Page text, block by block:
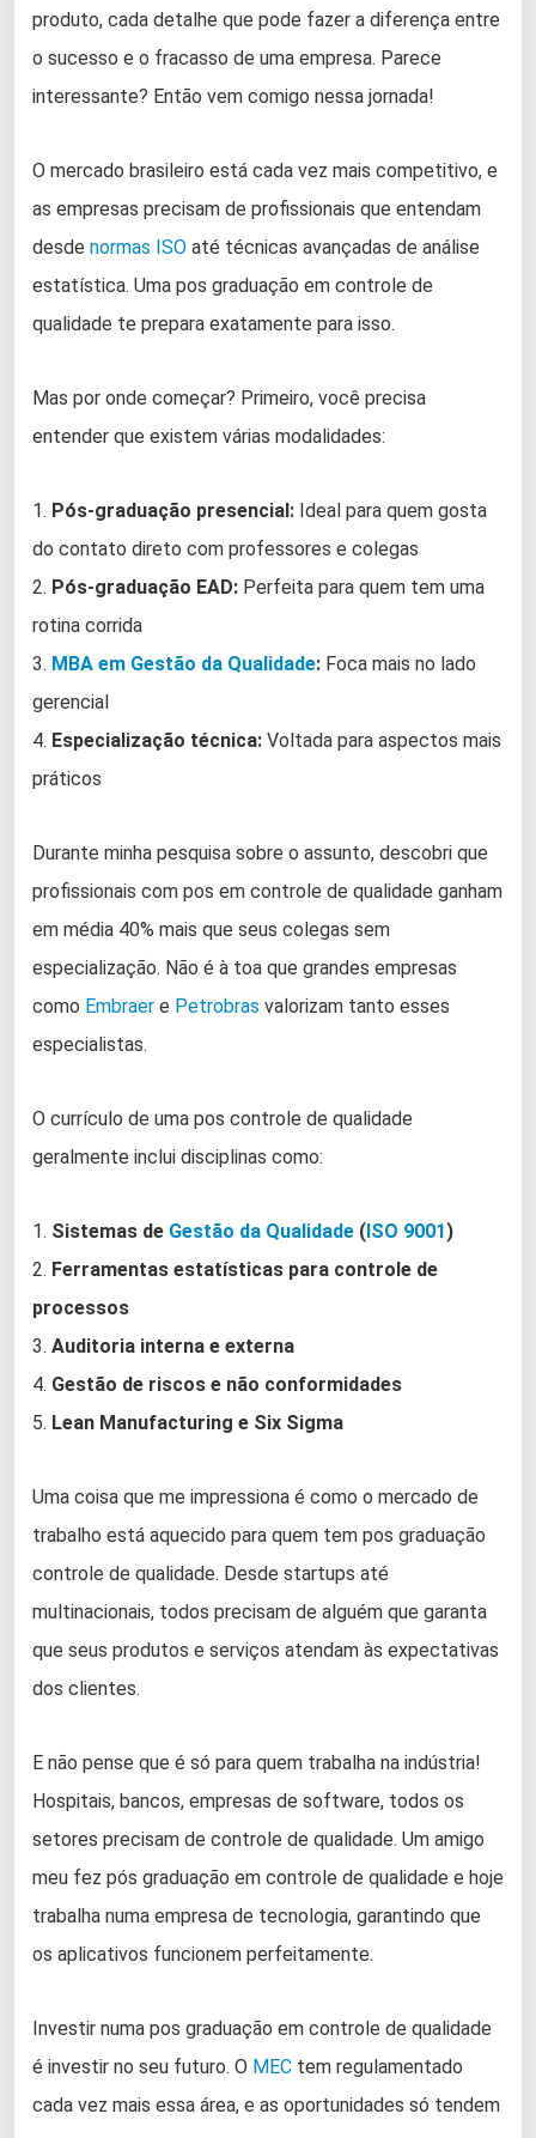
produto, cada detalhe que pode fazer a diferença entre
o sucesso e o fracasso de uma empresa. Parece
interessante? Então vem comigo nessa jornada!
O mercado brasileiro está cada vez mais competitivo, e
as empresas precisam de profissionais que entendam
desde normas ISO até técnicas avançadas de análise
estatística. Uma pos graduação em controle de
qualidade te prepara exatamente para isso.
Mas por onde começar? Primeiro, você precisa
entender que existem várias modalidades:
1. Pós-graduação presencial: Ideal para quem gosta
do contato direto com professores e colegas
2. Pós-graduação EAD: Perfeita para quem tem uma
rotina corrida
3. MBA em Gestão da Qualidade: Foca mais no lado
gerencial
4. Especialização técnica: Voltada para aspectos mais
práticos
Durante minha pesquisa sobre o assunto, descobri que
profissionais com pos em controle de qualidade ganham
em média 40% mais que seus colegas sem
especialização. Não é à toa que grandes empresas
como Embraer e Petrobras valorizam tanto esses
especialistas.
O currículo de uma pos controle de qualidade
geralmente inclui disciplinas como:
1. Sistemas de Gestão da Qualidade (ISO 9001)
2. Ferramentas estatísticas para controle de
processos
3. Auditoria interna e externa
4. Gestão de riscos e não conformidades
5. Lean Manufacturing e Six Sigma
Uma coisa que me impressiona é como o mercado de
trabalho está aquecido para quem tem pos graduação
controle de qualidade. Desde startups até
multinacionais, todos precisam de alguém que garanta
que seus produtos e serviços atendam às expectativas
dos clientes.
E não pense que é só para quem trabalha na indústria!
Hospitais, bancos, empresas de software, todos os
setores precisam de controle de qualidade. Um amigo
meu fez pós graduação em controle de qualidade e hoje
trabalha numa empresa de tecnologia, garantindo que
os aplicativos funcionem perfeitamente.
Investir numa pos graduação em controle de qualidade
é investir no seu futuro. O MEC tem regulamentado
cada vez mais essa área, e as oportunidades só tendem